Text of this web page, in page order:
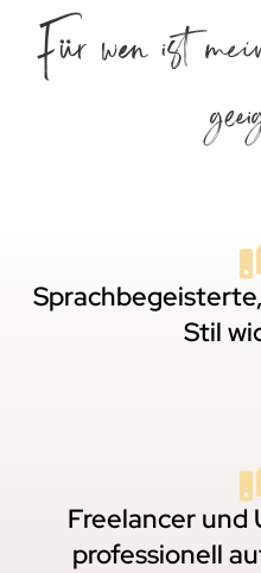
Für wen ist
Freelancer und
professionell
Stil